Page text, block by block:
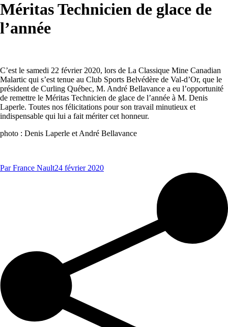
Méritas Technicien de glace de
l’année
C’est le samedi 22 février 2020, lors de La Classique Mine Canadian
Malartic qui s’est tenue au Club Sports Belvédère de Val-d’Or, que le
président de Curling Québec, M. André Bellavance a eu l’opportunité
de remettre le Méritas Technicien de glace de l’année à M. Denis
Laperle. Toutes nos félicitations pour son travail minutieux et
indispensable qui lui a fait mériter cet honneur.
photo : Denis Laperle et André Bellavance
ParFrance Nault24 février 2020